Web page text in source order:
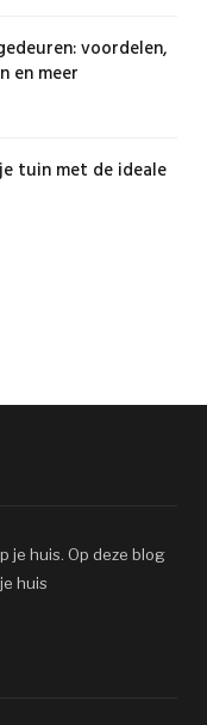
voordelen,
en meer
tuin met de ideale
je huis. Op deze blog
huis